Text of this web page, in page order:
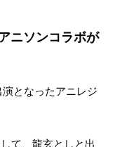
ニソンコラボが
となったアニレジ
て、龍玄としと出